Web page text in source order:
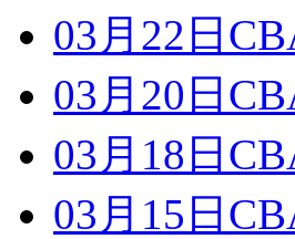
03月22日
03月20日
03月18日
03月15日